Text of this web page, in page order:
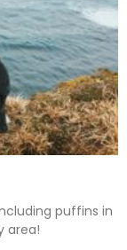
puffins in
area!